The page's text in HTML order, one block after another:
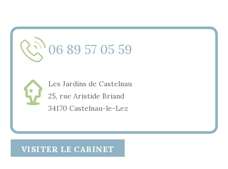
06 89 57 05 59
Les Jardins de Castelnau
25, rue Aristide Briand
34170 Castelnau-le-Lez
VISITER LE CABINET